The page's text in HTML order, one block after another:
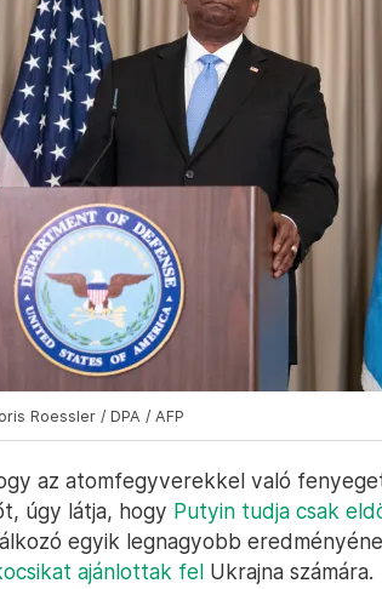
Roessler / DPA / AFP
az atomfegyverekkel való
úgy látja, hogy Putyin tudja csak
egyik legnagyobb
ajánlottak fel Ukrajna számára.